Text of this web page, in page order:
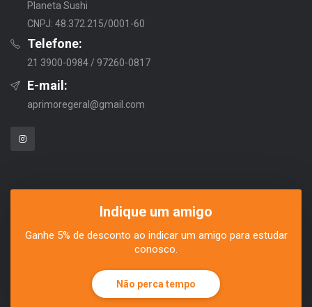
Planeta Sushi
CNPJ: 48.372.215/0001-60
Telefone:
21 3900-0984 / 97260-0817
E-mail:
aprimoregeral@gmail.com
Indique um amigo
Ganhe 5% de desconto ao indicar um amigo para estudar
conosco.
Não perca tempo